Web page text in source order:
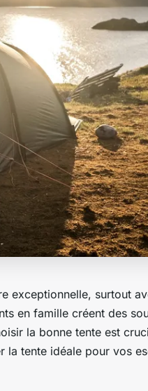
exceptionnelle, surtout
en famille créent des
la bonne tente est
la tente idéale pour vos